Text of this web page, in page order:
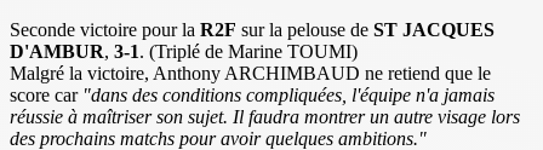
Seconde victoire pour la R2F sur la pelouse de ST JACQUES
D'AMBUR, 3-1. (Triplé de Marine TOUMI)
Malgré la victoire, Anthony ARCHIMBAUD ne retiend que le
score car "dans des conditions compliquées, l'équipe n'a jamais
réussie à maîtriser son sujet. Il faudra montrer un autre visage lors
des prochains matchs pour avoir quelques ambitions."